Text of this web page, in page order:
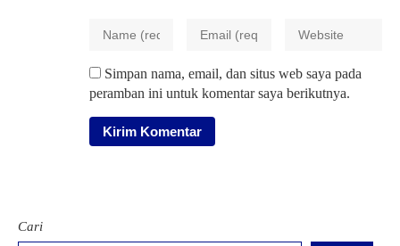
Simpan nama, email, dan situs web saya pada
peramban ini untuk komentar saya berikutnya.
Cari